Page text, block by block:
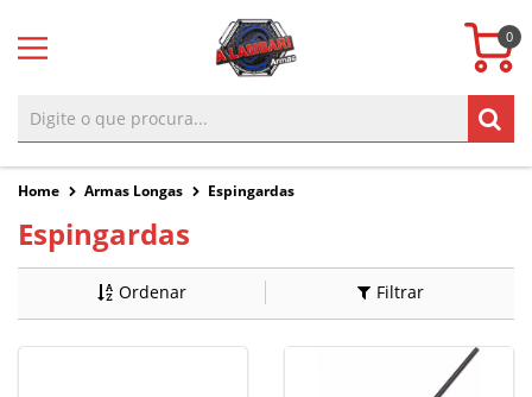
0
Home Armas Longas Espingardas
Espingardas
Ordenar Filtrar